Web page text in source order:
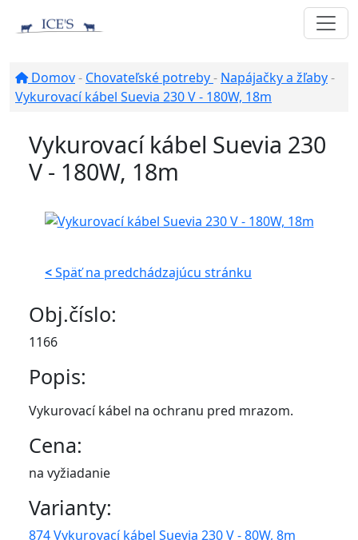
Domov- Chovateľské potreby- Napájačky a žľaby-
Vykurovací kábel Suevia 230 V - 180W, 18m
Vykurovací kábel Suevia 230
V - 180W, 18m
<Späť na predchádzajúcu stránku
Obj.číslo:
1166
Popis:
Vykurovací kábel na ochranu pred mrazom.
Cena:
na vyžiadanie
Varianty:
874 Vykurovací kábel Suevia 230 V - 80W, 8m